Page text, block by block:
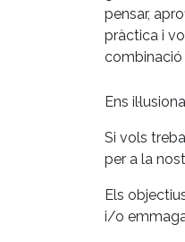
pensar,
pràctica i
combinació
Ens
Si vols
per a la
Els
i/o